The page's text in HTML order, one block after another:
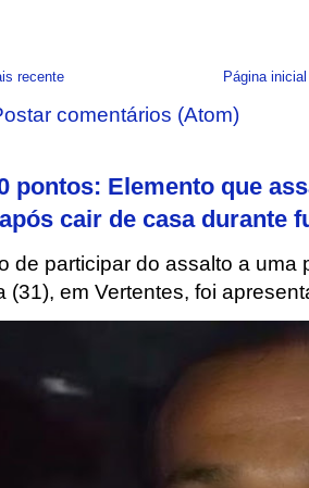
recente Página inicial
comentários (Atom)
pontos: Elemento que
cair de casa durante
de participar do assalto a uma
(31), em Vertentes, foi